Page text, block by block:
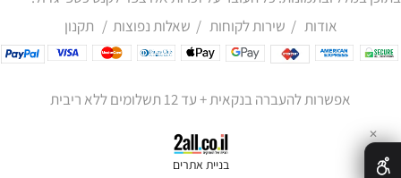
אודות / שירות לקוחות / שאלות נפוצות / תקנון
אפשרות להעברה בנקאית + עד 12 תשלומים ללא ריבית
בניית אתרים
✕